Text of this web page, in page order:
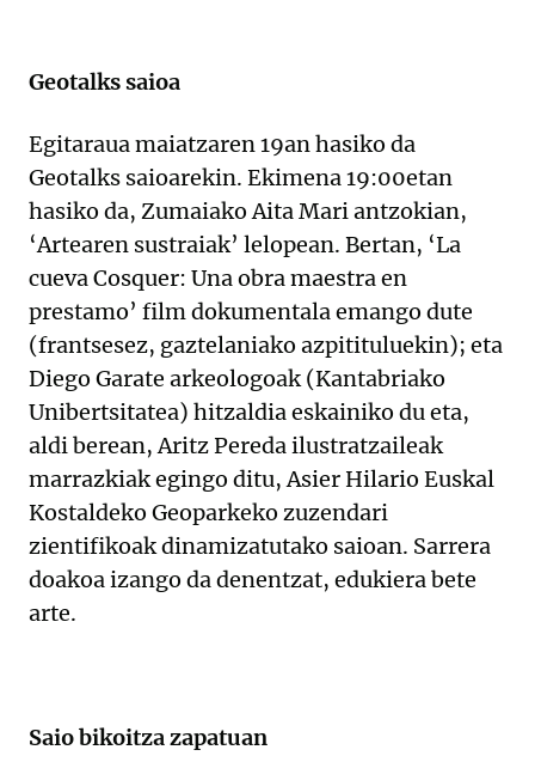
Geotalks saioa
Egitaraua maiatzaren 19an hasiko da
Geotalks saioarekin. Ekimena 19:00etan
hasiko da, Zumaiako Aita Mari antzokian,
‘Artearen sustraiak’ lelopean. Bertan, ‘La
cueva Cosquer: Una obra maestra en
prestamo’ film dokumentala emango dute
(frantsesez, gaztelaniako azpitituluekin); eta
Diego Garate arkeologoak (Kantabriako
Unibertsitatea) hitzaldia eskainiko du eta,
aldi berean, Aritz Pereda ilustratzaileak
marrazkiak egingo ditu, Asier Hilario Euskal
Kostaldeko Geoparkeko zuzendari
zientifikoak dinamizatutako saioan. Sarrera
doakoa izango da denentzat, edukiera bete
arte.
Saio bikoitza zapatuan